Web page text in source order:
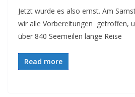
Jetzt wurde es also ernst. Am
wir alle Vorbereitungen getroffen,
über 840 Seemeilen lange Reise
Read more